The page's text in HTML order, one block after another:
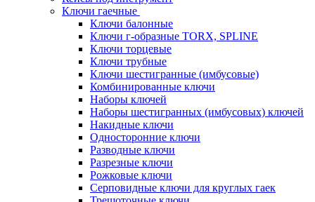
Ключи гаечные
Ключи балонные
Ключи г-образные TORX, SPLINE
Ключи торцевые
Ключи трубные
Ключи шестигранные (имбусовые)
Комбинированные ключи
Наборы ключей
Наборы шестигранных (имбусовых) ключей
Накидные ключи
Односторонние ключи
Разводные ключи
Разрезные ключи
Рожковые ключи
Серповидные ключи для круглых гаек